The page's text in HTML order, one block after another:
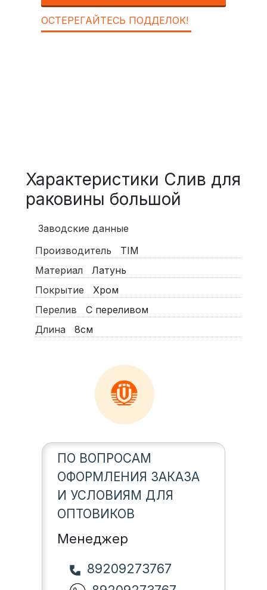
ОСТЕРЕГАЙТЕСЬ ПОДДЕЛОК!
Характеристики Слив для
раковины большой
Заводские данные
Производитель
TIM
Материал
Латунь
Покрытие
Хром
Перелив
С переливом
Длина
8см
ПО ВОПРОСАМ
ОФОРМЛЕНИЯ ЗАКАЗА
И УСЛОВИЯМ ДЛЯ
ОПТОВИКОВ
Менеджер
89209273767